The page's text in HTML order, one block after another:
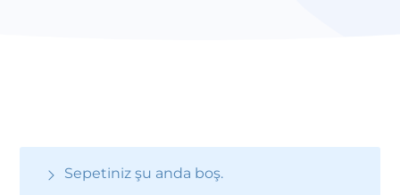
Sepetiniz şu anda boş.